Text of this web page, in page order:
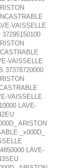
VAISSELLE
VAISSELLE
37378720000
VAISSELLE
LAVE-
ARISTON
_x000D_
LAVE-